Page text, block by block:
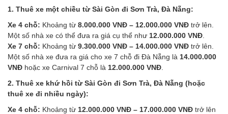
1. Thuê xe một chiều từ Sài Gòn đi Sơn Trà, Đà Nẵng:
Xe 4 chỗ: Khoảng từ 8.000.000 VNĐ – 12.000.000 VNĐ trở lên.
Một số nhà xe có thể đưa ra giá cụ thể như 12.000.000 VNĐ
Xe 7 chỗ: Khoảng từ 9.300.000 VNĐ – 14.000.000 VNĐ trở lên.
Một số nhà xe đưa ra giá cho xe 7 chỗ đi Đà Nẵng là 14.000.000
VNĐ hoặc xe Carnival 7 chỗ là 12.000.000 VNĐ
2. Thuê xe khứ hồi từ Sài Gòn đi Sơn Trà, Đà Nẵng (hoặc
thuê xe đi nhiều ngày):
Xe 4 chỗ: Khoảng từ 12.000.000 VNĐ – 17.000.000 VNĐ trở lên